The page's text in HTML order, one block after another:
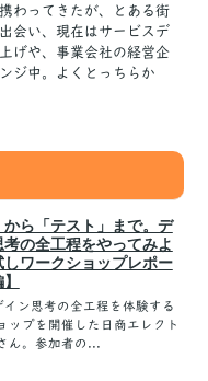
わってきたが、とある街
会い、現在はサービスデ
げや、事業会社の経営企
ジ中。よくとっちらか
から「テスト」まで。デ
考の全工程をやってみよ
しワークショップレポー
イン思考の全工程を体験する
ップを開催した日商エレクト
ん。参加者の...